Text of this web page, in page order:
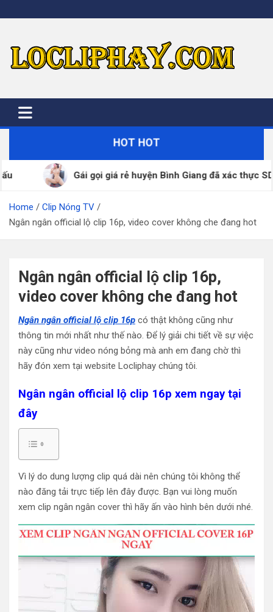
to
HOT HOT
Gái gọi giá rẻ huyện Bình Giang đã xác thực SDT – ZALO
Home
Clip Nóng TV
Ngân ngân official lộ clip 16p, video cover không che đang hot
Ngân ngân official lộ clip 16p,
video cover không che đang hot
Ngân ngân official lộ clip 16p có thật không cũng như
thông tin mới nhất như thế nào. Để lý giải chi tiết về sự việc
này cũng như video nóng bỏng mà anh em đang chờ thì
hãy đón xem tại website Locliphay chúng tôi.
Ngân ngân official lộ clip 16p xem ngay tại
đây
Vì lý do dung lượng clip quá dài nên chúng tôi không thể
nào đăng tải trực tiếp lên đây được. Bạn vui lòng muốn
xem clip ngân ngân cover thì hãy ấn vào hình bên dưới nhé.
Trình
Video